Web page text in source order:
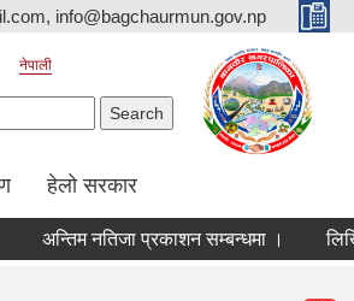
info@bagchaurmun.gov.np
नेपाली
हेलो सरकार
अन्तिम नतिजा प्रकाशन सम्बन्धमा ।